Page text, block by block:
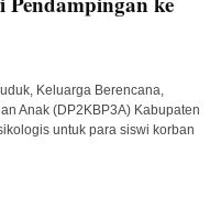
Keluarga Berencana,
Anak (DP2KBP3A) Kabupaten
untuk para siswi korban